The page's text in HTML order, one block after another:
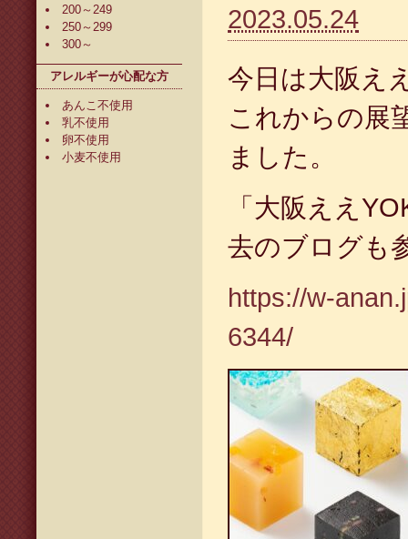
200～249
250～299
300～
アレルギーが心配な方
あんこ不使用
乳不使用
卵不使用
小麦不使用
2023.05.24
今日は大阪え
これからの展
ました。
「大阪ええ
去のブログも
https://w-
6344/